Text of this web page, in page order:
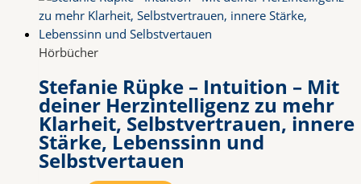
Hörbücher
Stefanie Rüpke – Intuition – Mit
deiner Herzintelligenz zu mehr
Klarheit, Selbstvertrauen, innere
Stärke, Lebenssinn und
Selbstvertauen